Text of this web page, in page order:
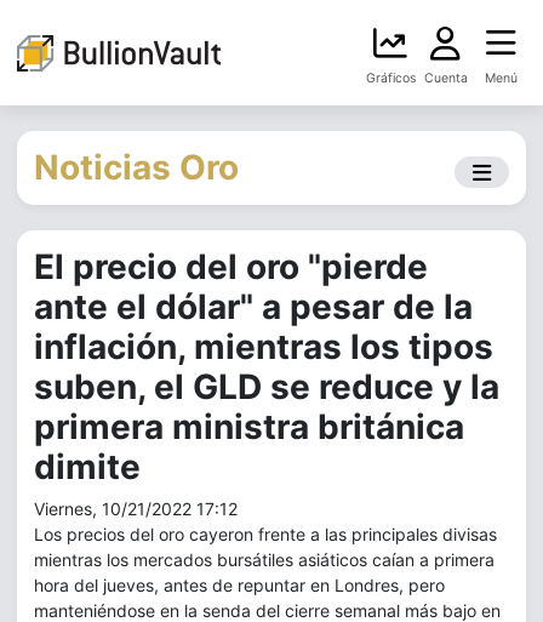
Gráficos Cuenta Menú
Noticias Oro
El precio del oro "pierde
ante el dólar" a pesar de la
inflación, mientras los tipos
suben, el GLD se reduce y la
primera ministra británica
dimite
Viernes, 10/21/2022 17:12
Los precios del oro cayeron frente a las principales divisas
mientras los mercados bursátiles asiáticos caían a primera
hora del jueves, antes de repuntar en Londres, pero
manteniéndose en la senda del cierre semanal más bajo en